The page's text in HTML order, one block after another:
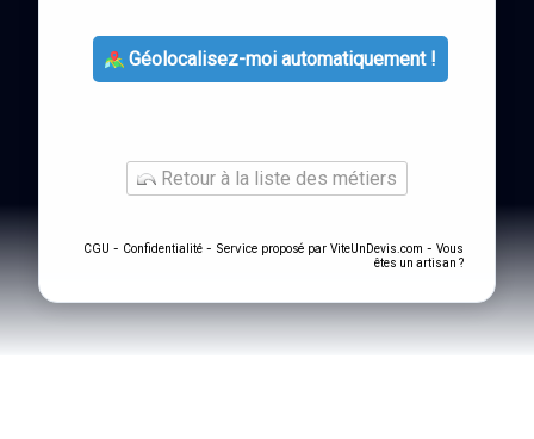
Géolocalisez-moi automatiquement !
Retour à la liste des métiers
CGU - Confidentialité - Service proposé par ViteUnDevis.com - Vous
êtes un artisan ?